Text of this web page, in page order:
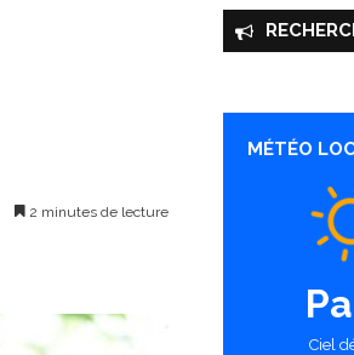
2 minutes de lecture
MÉTÉO
Ciel